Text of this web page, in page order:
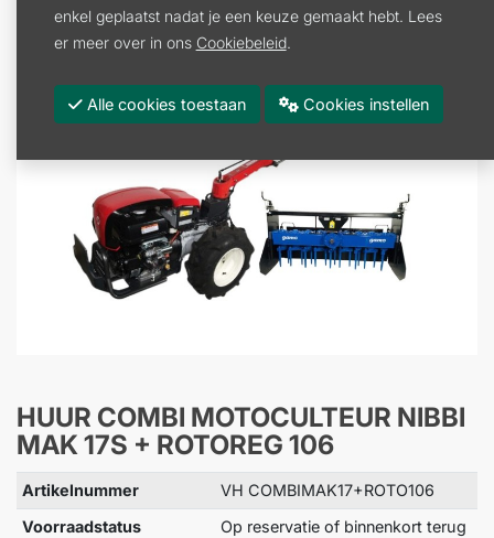
HUUR COMBI MOTOCULTEUR NIBBI
MAK 17S + ROTOREG 106
Artikelnummer
VH COMBIMAK17+ROTO106
Voorraadstatus
Op reservatie of binnenkort terug
enkel geplaatst nadat je een keuze gemaakt hebt. Lees
er meer over in ons Cookiebeleid.
Alle cookies toestaan Cookies instellen